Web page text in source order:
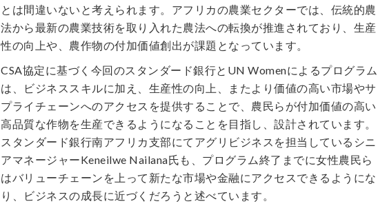
とは間違いないと考えられます。アフリカの農業セクターでは、伝統的農
法から最新の農業技術を取り入れた農法への転換が推進されており、生産
性の向上や、農作物の付加価値創出が課題となっています。
CSA協定に基づく今回のスタンダード銀行とUN Womenによるプログラム
は、ビジネススキルに加え、生産性の向上、またより価値の高い市場やサ
プライチェーンへのアクセスを提供することで、農民らが付加価値の高い
高品質な作物を生産できるようになることを目指し、設計されています。
スタンダード銀行南アフリカ支部にてアグリビジネスを担当しているシニ
アマネージャーKeneilwe Nailana氏も、プログラム終了までに女性農民ら
はバリューチェーンを上って新たな市場や金融にアクセスできるようにな
り、ビジネスの成長に近づくだろうと述べています。